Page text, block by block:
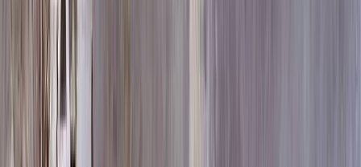
Памятник ММ/D-2315-3
Выбор атрибутов